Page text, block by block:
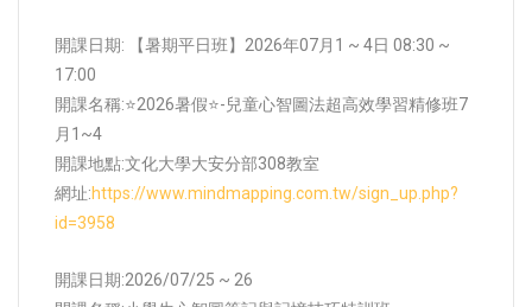
開課日期: 【暑期平日班】2026年07月1 ~ 4日 08:30 ~
17:00
開課名稱:⭐2026暑假⭐-兒童心智圖法超高效學習精修班7
月1~4
開課地點:文化大學大安分部308教室
網址:https://www.mindmapping.com.tw/sign_up.php?
id=3958
開課日期:2026/07/25 ~ 26